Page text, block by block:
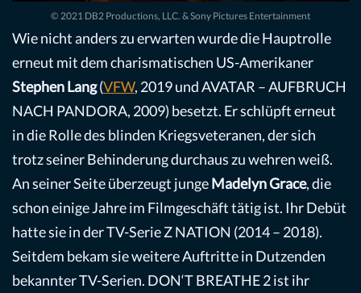
© 2021 DB2 Productions, LLC. & Sony Pictures Entertainment
Wie nicht anders zu erwarten wurde die Hauptrolle
erneut mit dem charismatischen US-Amerikaner
Stephen Lang(VFW, 2019 und AVATAR – AUFBRUCH
NACH PANDORA, 2009) besetzt. Er schlüpft erneut
in die Rolle des blinden Kriegsveteranen, der sich
trotz seiner Behinderung durchaus zu wehren weiß.
An seiner Seite überzeugt jungeMadelyn Grace, die
schon einige Jahre im Filmgeschäft tätig ist. Ihr Debüt
hatte sie in der TV-Serie Z NATION (2014 – 2018).
Seitdem bekam sie weitere Auftritte in Dutzenden
bekannter TV-Serien. DON‘T BREATHE 2 ist ihr